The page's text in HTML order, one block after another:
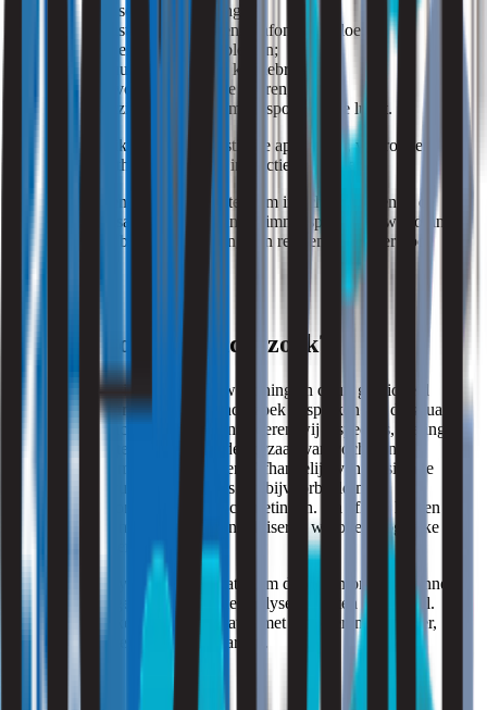
zichtbare schimmelvorming;
vochtbelasting van wanden, plafonds en vloeren;
condens- en ventilatieproblemen;
temperatuurverschillen en koudebruggen;
muffe of vochtgerelateerde geuren;
de aanwezigheid van schimmelsporen in de lucht.
Hiervoor gebruiken wij specialistische apparatuur, waaronder
vochtmeters en thermografische inspectietechnieken.
Daarnaast nemen wij luchtmonsters om inzicht te krijgen in de
concentratie en samenstelling van schimmelsporen in uw woning.
Ook nemen wij buiten uw woning een referentiemonster voor
vergelijking.
Hoe verloopt het onderzoek?
Het onderzoek vindt plaats in uw woning en duurt gemiddeld
ongeveer één uur. Tijdens het onderzoek bespreken wij de situatie
en eventuele klachten. Vervolgens voeren wij inspecties, metingen
en luchtbemonsteringen uit om de oorzaak van vocht- en
schimmelproblemen vast te stellen. Afhankelijk van de situatie
voeren wij aanvullende controles uit, bijvoorbeeld met
thermografisch onderzoek en vochtmetingen. Na afloop lichten wij
de bevindingen mondeling toe en adviseren wij over mogelijke
vervolgstappen en maatregelen.
Vervolgens analyseert een laboratorium de luchtmonsters. Binnen
ongeveer 10 dagen ontvangt u de analyseresultaten per e-mail.
Daarbij vergelijken wij de resultaten met het referentiemonster,
richtlijnen en relevante grenswaarden.